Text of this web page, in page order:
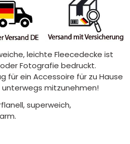
leichte Fleecedecke ist
Fotografie bedruckt.
für ein Accessoire für zu Hause
mitzunehmen!
superweich,